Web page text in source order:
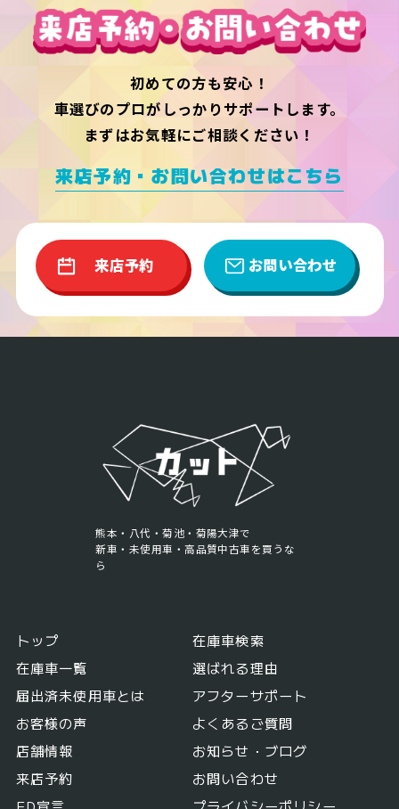
初めての方も安心！
車選びのプロがしっかりサポートします。
まずはお気軽にご相談ください！
来店予約・お問い合わせはこちら
来店予約 お問い合わせ
熊本・八代・菊池・菊陽大津で
新車・未使用車・高品質中古車を買うな
ら
トップ
在庫車検索
在庫車一覧
選ばれる理由
届出済未使用車とは
アフターサポート
お客様の声
よくあるご質問
店舗情報
お知らせ・ブログ
来店予約
お問い合わせ